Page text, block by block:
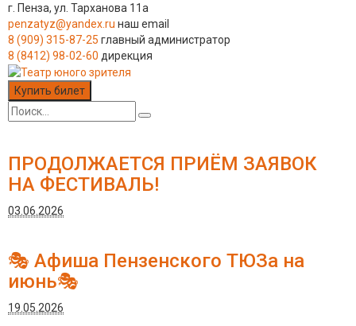
г. Пенза, ул. Тарханова 11а
penzatyz@yandex.ru наш email
8 (909) 315-87-25 главный администратор
8 (8412) 98-02-60 дирекция
Купить билет
ПРОДОЛЖАЕТСЯ ПРИЁМ ЗАЯВОК
НА ФЕСТИВАЛЬ!
03.06.2026
🎭 Афиша Пензенского ТЮЗа на
июнь🎭
19.05.2026